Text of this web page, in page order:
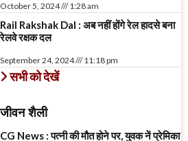
October 5, 2024 1:28 am
Rail Rakshak Dal : अब नहीं होंगे रेल हादसे बना
रेलवे रक्षक दल
September 24, 2024 11:18 pm
सभी को देखें
जीवन शैली
CG News : पत्नी की मौत होने पर, युवक नें प्रेमिका